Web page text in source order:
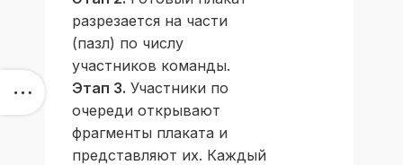
разрезается на части
(пазл) по числу
участников команды.
Этап 3. Участники по
очереди открывают
фрагменты плаката и
представляют их. Каждый